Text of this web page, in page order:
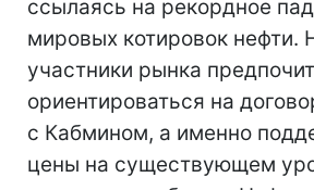
ссылаясь на рекордное
мировых котировок нефти.
участники рынка
ориентироваться на
с Кабмином, а именно
цены на существующем